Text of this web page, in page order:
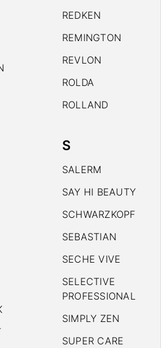
REDKEN
REMINGTON
REVLON
ROLDA
ROLLAND
S
SALERM
SAY HI BEAUTY
SCHWARZKOPF
SEBASTIAN
SECHE VIVE
SELECTIVE
PROFESSIONAL
SIMPLY ZEN
SUPER CARE